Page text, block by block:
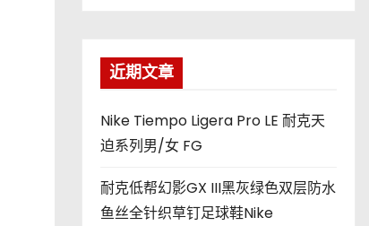
近期文章
Nike Tiempo Ligera Pro LE 耐克天
迫系列男/女 FG
耐克低帮幻影GX III黑灰绿色双层防水
鱼丝全针织草钉足球鞋Nike